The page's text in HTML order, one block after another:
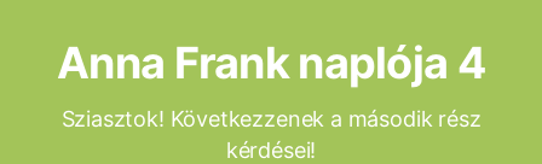
Anna Frank naplója 4
Sziasztok! Következzenek a második rész
kérdései!